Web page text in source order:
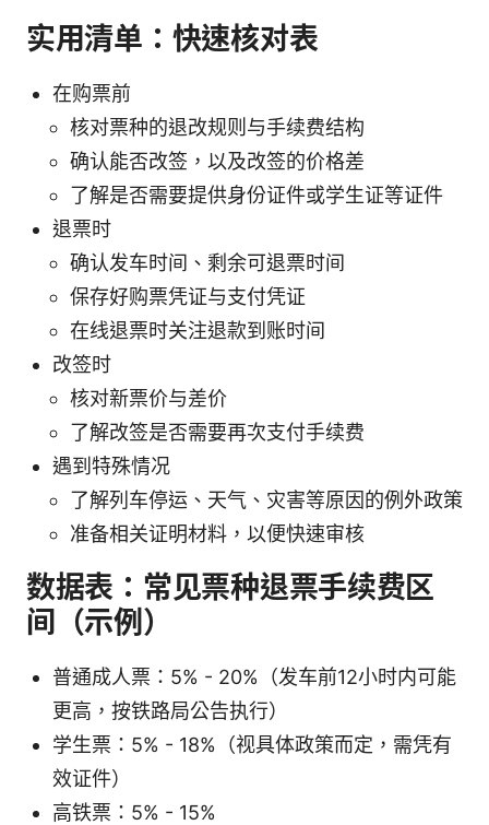
实用清单：快速核对表
在购票前
核对票种的退改规则与手续费结构
确认能否改签，以及改签的价格差
了解是否需要提供身份证件或学生证等证件
退票时
确认发车时间、剩余可退票时间
保存好购票凭证与支付凭证
在线退票时关注退款到账时间
改签时
核对新票价与差价
了解改签是否需要再次支付手续费
遇到特殊情况
了解列车停运、天气、灾害等原因的例外政策
准备相关证明材料，以便快速审核
数据表：常见票种退票手续费区
间（示例）
普通成人票：5% - 20%（发车前12小时内可能
更高，按铁路局公告执行）
学生票：5% - 18%（视具体政策而定，需凭有
效证件）
高铁票：5% - 15%